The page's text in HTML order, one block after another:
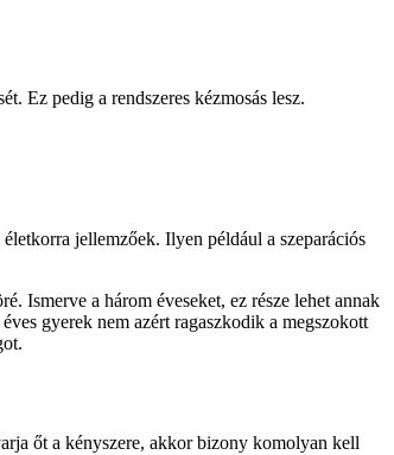
Ez pedig a rendszeres kézmosás lesz.
jellemzőek. Ilyen például a szeparációs
Ismerve a három éveseket, ez része lehet annak
gyerek nem azért ragaszkodik a megszokott
őt a kényszere, akkor bizony komolyan kell